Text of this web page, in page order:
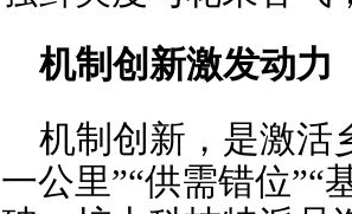
机制创新激发动力
机制创新，是激活
一公里”“供需错位”“